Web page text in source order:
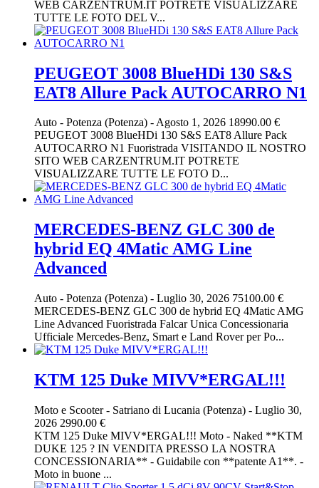
WEB CARZENTRUM.IT POTRETE VISUALIZZARE
TUTTE LE FOTO DEL V...
PEUGEOT 3008 BlueHDi 130 S&S
EAT8 Allure Pack AUTOCARRO N1
Auto - Potenza (Potenza) -Agosto 1, 2026 18990.00 €
PEUGEOT 3008 BlueHDi 130 S&S EAT8 Allure Pack
AUTOCARRO N1 Fuoristrada VISITANDO IL NOSTRO
SITO WEB CARZENTRUM.IT POTRETE
VISUALIZZARE TUTTE LE FOTO D...
MERCEDES-BENZ GLC 300 de
hybrid EQ 4Matic AMG Line
Advanced
Auto - Potenza (Potenza) - Luglio 30, 2026 75100.00 €
MERCEDES-BENZ GLC 300 de hybrid EQ 4Matic AMG
Line Advanced Fuoristrada Falcar Unica Concessionaria
Ufficiale Mercedes-Benz, Smart e Land Rover per Po...
KTM 125 Duke MIVV*ERGAL!!!
Moto e Scooter- Satriano di Lucania (Potenza) - Luglio 30,
2026 2990.00 €
KTM 125 Duke MIVV*ERGAL!!! Moto - Naked **KTM
DUKE 125 ? IN VENDITA PRESSO LA NOSTRA
CONCESSIONARIA** - Guidabile con **patente A1**. -
Moto in buone ...